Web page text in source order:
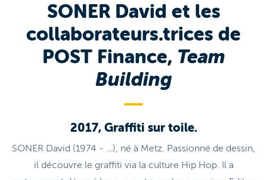
SONER David et les
collaborateurs.trices de
POST Finance, Team
Building
2017, Graffiti sur toile.
SONER David (1974 - …), né à Metz. Passionné de dessin,
il découvre le graffiti via la culture Hip Hop. Il a